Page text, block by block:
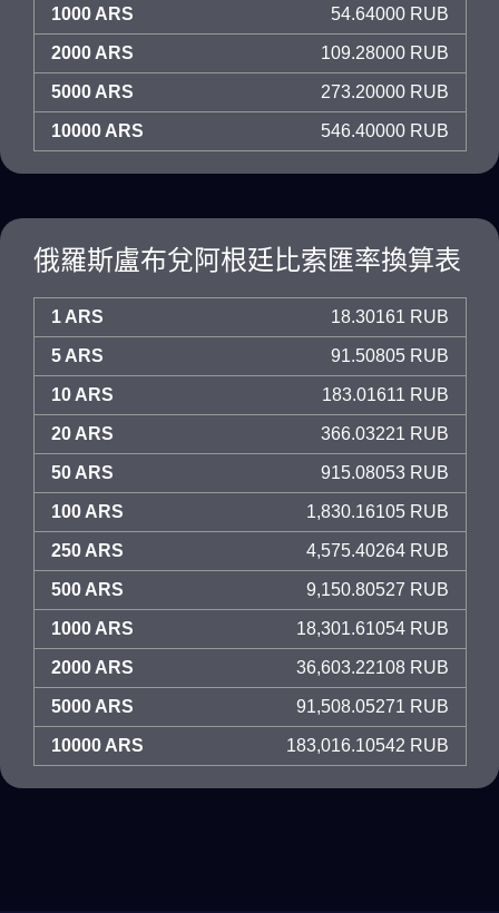
1000 ARS 54.64000 RUB
2000 ARS 109.28000 RUB
5000 ARS 273.20000 RUB
10000 ARS 546.40000 RUB
俄羅斯盧布兌阿根廷比索匯率換算表
1 ARS 18.30161 RUB
5 ARS 91.50805 RUB
10 ARS 183.01611 RUB
20 ARS 366.03221 RUB
50 ARS 915.08053 RUB
100 ARS 1,830.16105 RUB
250 ARS 4,575.40264 RUB
500 ARS 9,150.80527 RUB
1000 ARS 18,301.61054 RUB
2000 ARS 36,603.22108 RUB
5000 ARS 91,508.05271 RUB
10000 ARS 183,016.10542 RUB